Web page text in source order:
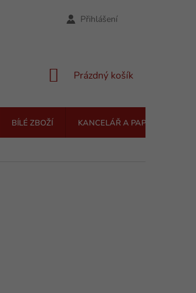
Přihlášení
NÁKUPNÍ
Prázdný košík
BÍLÉ ZBOŽÍ KANCELÁŘ A PAPÍRNICTVÍ